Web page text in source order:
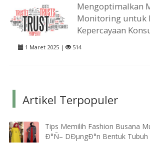
Mengoptimalkan
Monitoring untuk
Kepercayaan
1 Maret 2025 | 514
Artikel Terpopuler
Tips Memilih Fashion Busana
Ð°Ñ– DÐµngÐ°n Bentuk Tubuh